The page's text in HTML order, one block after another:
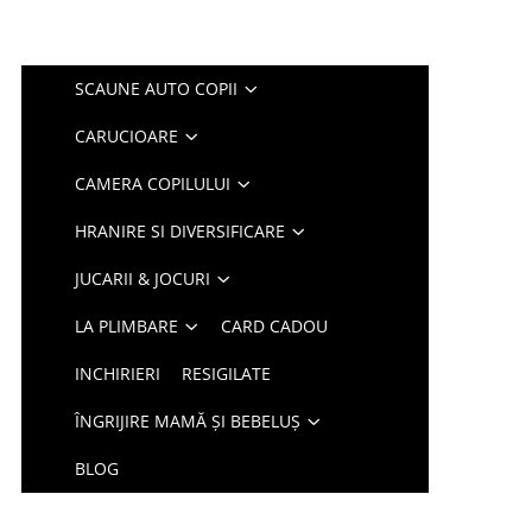
SCAUNE AUTO COPII
CARUCIOARE
CAMERA COPILULUI
HRANIRE SI DIVERSIFICARE
JUCARII & JOCURI
LA PLIMBARE CARD CADOU
INCHIRIERI RESIGILATE
ÎNGRIJIRE MAMĂ ȘI BEBELUȘ
BLOG